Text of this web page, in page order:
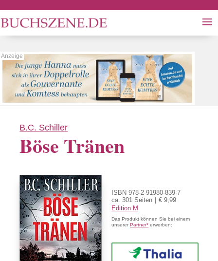
B.C. Schiller
Böse Tränen
ISBN 978-2-91980-839-7
ca. 301 Seiten
€ 9,99
Edition M
Das Produkt können Sie bei einem
unsererPartner* erwerben:
Thalia